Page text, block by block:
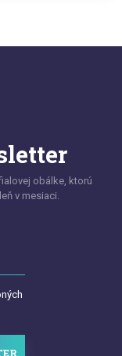
obálke, ktorú
v mesiaci.